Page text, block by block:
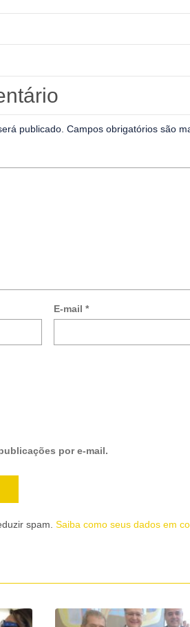
publicado. Campos obrigatórios são
E-mail *
por e-mail.
spam. Saiba como seus dados em